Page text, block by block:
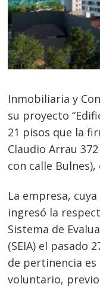
Inmobiliaria y
su proyecto
21 pisos que la
Claudio Arrau
con calle Bulnes),
La empresa,
ingresó la
Sistema de
(SEIA) el pasado
de pertinencia
voluntario,